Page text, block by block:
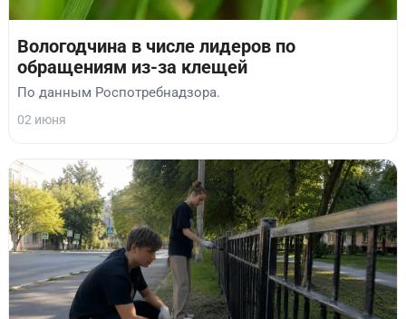
Вологодчина в числе лидеров по
обращениям из-за клещей
По данным Роспотребнадзора.
02 июня